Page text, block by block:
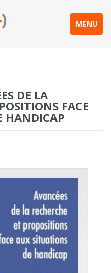
MENU
DE LA
FACE
HANDICAP